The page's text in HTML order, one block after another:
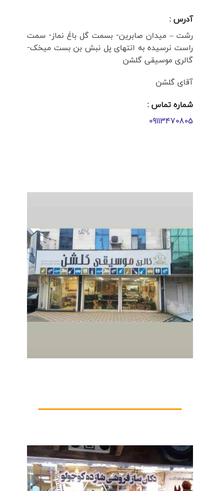
آدرس :
رشت – میدان صابرین- بسمت گل باغ نماز- سمت
راست نرسیده به انتهای پل نبش بن بست میخک-
گالری موسیقی گلشن
آقای گلشن
شماره تماس :
09113470805